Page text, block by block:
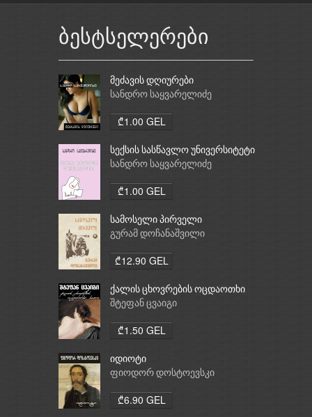
ბესტსელერები
მეძავის დღიურები
სანდრო საყვარელიძე
₾1.00 GEL
სექსის სასწავლო უნივერსიტეტი
სანდრო საყვარელიძე
₾1.00 GEL
სამოსელი პირველი
გურამ დოჩანაშვილი
₾12.90 GEL
ქალის ცხოვრების ოცდაოთხი
საათი
შტეფან ცვაიგი
₾1.50 GEL
იდიოტი
ფიოდორ დოსტოევსკი
₾6.90 GEL